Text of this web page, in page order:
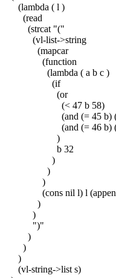
(lambda ( l )
(read
(strcat "("
(vl-list->string
(mapcar
(function
(lambda ( a b c )
(if
(or
(< 47 b 58)
(and (= 45 b) (< 47
(and (= 46 b) (< 47
)
b 32
)
)
)
(cons nil l) l (append
)
)
")"
)
)
)
(vl-string->list s)